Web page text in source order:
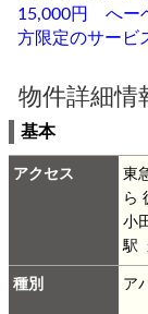
15,000円 へー
方限定のサー
物件詳細情
基本
アクセス
東
ら
小
種別 ア